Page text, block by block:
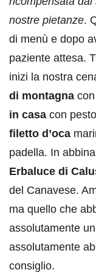
nostre pietanze.
di menù e dopo
paziente attesa.
inizi la nostra
di montagna
in casa con
filetto d’oca
padella. In
Erbaluce di
del Canavese.
ma quello che
assolutamente
assolutamente
consiglio.